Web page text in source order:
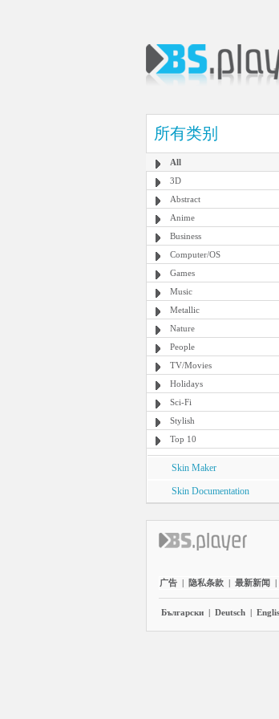
所有类别
All
3D
Abstract
Anime
Business
Computer/OS
Games
Music
Metallic
Nature
People
TV/Movies
Holidays
Sci-Fi
Stylish
Top 10
Skin Maker
Skin Documentation
广告 | 隐私条款 | 最新新闻 |
Български | Deutsch |